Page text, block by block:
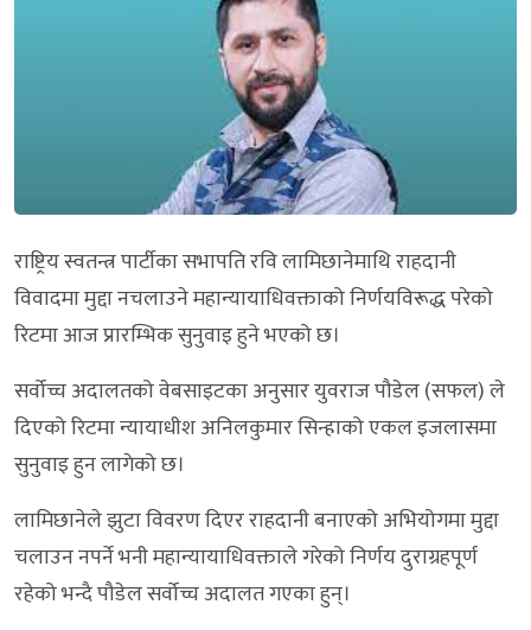
राष्ट्रिय स्वतन्त्र पार्टीका सभापति रवि लामिछानेमाथि राहदानी
विवादमा मुद्दा नचलाउने महान्यायाधिवक्ताको निर्णयविरूद्ध परेको
रिटमा आज प्रारम्भिक सुनुवाइ हुने भएको छ।
सर्वोच्च अदालतको वेबसाइटका अनुसार युवराज पौडेल (सफल) ले
दिएको रिटमा न्यायाधीश अनिलकुमार सिन्हाको एकल इजलासमा
सुनुवाइ हुन लागेको छ।
लामिछानेले झुटा विवरण दिएर राहदानी बनाएको अभियोगमा मुद्दा
चलाउन नपर्ने भनी महान्यायाधिवक्ताले गरेको निर्णय दुराग्रहपूर्ण
रहेको भन्दै पौडेल सर्वोच्च अदालत गएका हुन्।